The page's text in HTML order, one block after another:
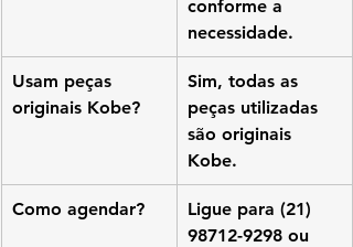
conforme a
necessidade.
Usam peças
originais Kobe?
Sim, todas as
peças utilizadas
são originais
Kobe.
Como agendar?
Ligue para (21)
98712-9298 ou